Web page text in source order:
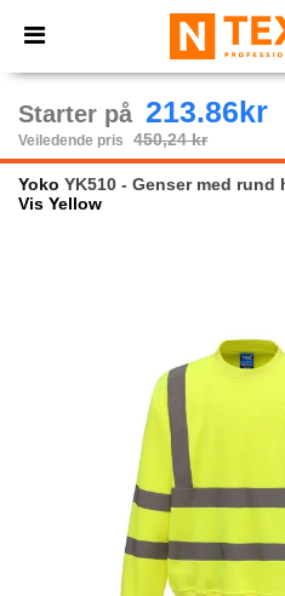
× Ntextil-app
Bedre priser i appen!
Starter på 213.86kr
Veiledende pris 450,24 kr
Yoko YK510 - Genser med
Vis Yellow